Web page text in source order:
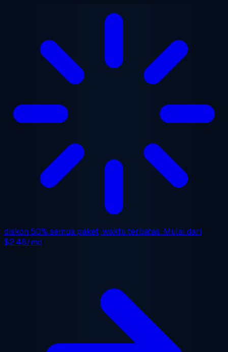
diskon 50% semua paket, waktu terbatas. Mulai dari
$2.48/mo